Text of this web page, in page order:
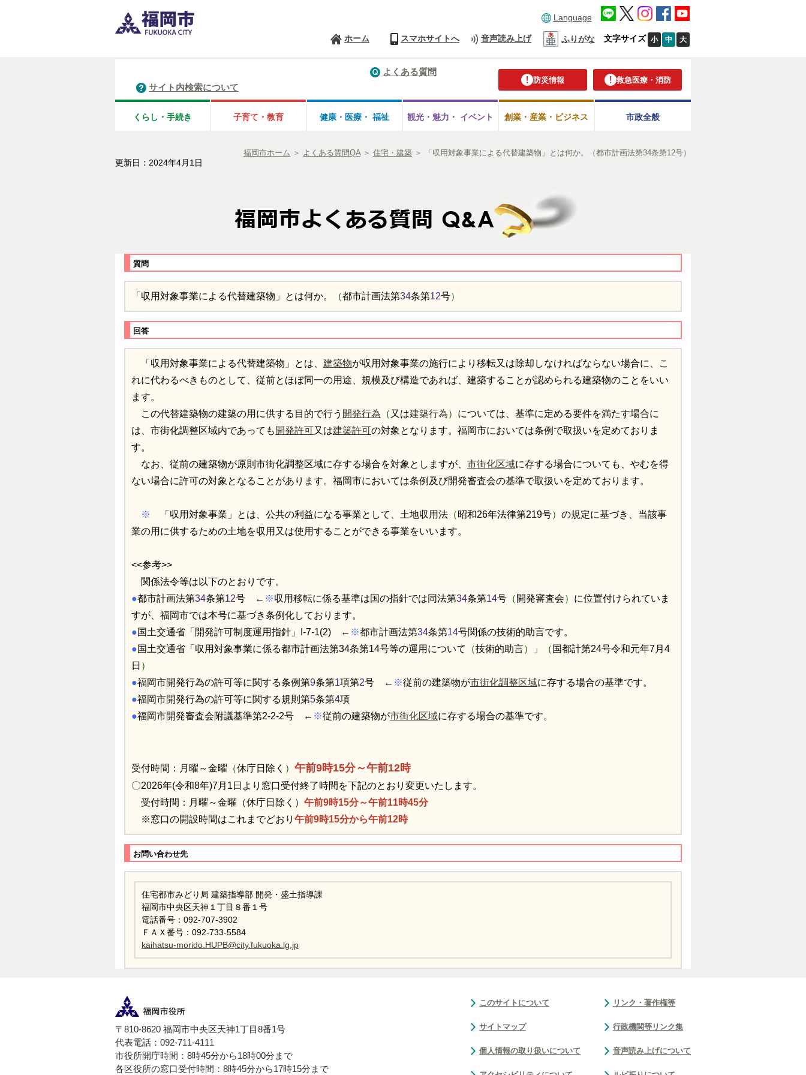
Language
ホーム スマホサイトへ 音声読み上げ ふりがな 文字サイズ 小 中 大
防災情報 救急医療・消防
よくある質問
サイト内検索について
くらし・手続き 子育て・教育 健康・医療・ 福祉 観光・魅力・ イベント 創業・産業・ビジネス 市政全般
福岡市ホーム ＞ よくある質問QA ＞ 住宅・建築 ＞
「収用対象事業による代替建築物」とは何か。（都市計画法第34条第12号）
更新日：2024年4月1日
質問
「収用対象事業による代替建築物」とは何か。 （都市計画法第34条第12号）
回答
「収用対象事業による代替建築物」とは、 建築物が収用対象事業の施行により移転又は除却しなければならない場合に、こ
れに代わるべきものとして、従前とほぼ同一の用途、規模及び構造であれば、建築することが認められる建築物のことをいい
ます。
この代替建築物の建築の用に供する目的で行う 開発行為 （ 又は建築行為） については、基準に定める要件を満たす場合に
は、市街化調整区域内であっても 開発許可又は建築許可の対象となります。福岡市においては条例で取扱いを定めておりま
す。
なお、従前の建築物が原則市街化調整区域に存する場合を対象としますが、 市街化区域に存する場合についても、やむを得
ない場合に許可の対象となることがあります。福岡市においては条例及び開発審査会の基準で取扱いを定めております。
※ 「収用対象事業」とは、公共の利益になる事業として、土地収用法 （昭和26年法律第219号） の規定に基づき、当該事
業の用に供するための土地を収用又は使用することができる事業をいいます。
<<参考>>
関係法令等は以下のとおりです。
●都市計画法第34条第12号 ← ※収用移転に係る基準は国の指針では同法第34条第14号 （ 開発審査会） に位置付けられていま
すが、福岡市では本号に基づき条例化しております。
●国土交通省「開発許可制度運用指針」I-7-1(2) ← ※都市計画法第34条第14号関係の技術的助言です。
●国土交通省「収用対象事業に係る都市計画法第34条第14号等の運用について （技術的助言） 」 （ 国都計第24号令和元年7月4
日 ）
●福岡市開発行為の許可等に関する条例第9条第1項第2号 ← ※従前の建築物が市街化調整区域に存する場合の基準です。
●福岡市開発行為の許可等に関する規則第5条第4項
●福岡市開発審査会附議基準第2-2-2号 ← ※従前の建築物が市街化区域に存する場合の基準です。
受付時間：月曜～金曜 （休庁日除く ） 午前9時15分～午前12時
〇2026年(令和8年)7月1日より窓口受付終了時間を下記のとおり変更いたします。
受付時間：月曜～金曜（休庁日除く） 午前9時15分～午前11時45分
※窓口の開設時間はこれまでどおり 午前9時15分から午前12時
お問い合わせ先
住宅都市みどり局 建築指導部 開発・盛土指導課
福岡市中央区天神１丁目８番１号
電話番号：092-707-3902
ＦＡＸ番号：092-733-5584
kaihatsu-morido.HUPB@city.fukuoka.lg.jp
〒810-8620 福岡市中央区天神1丁目8番1号
代表電話：092-711-4111
市役所開庁時間：8時45分から18時00分まで
各区役所の窓口受付時間：8時45分から17時15分まで
このサイトについて
サイトマップ
個人情報の取り扱いについて
リンク・著作権等
行政機関等リンク集
音声読み上げについて